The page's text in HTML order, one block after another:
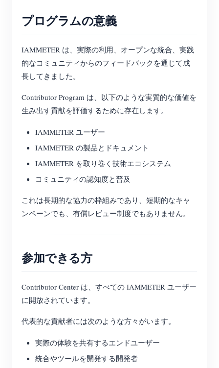
プログラムの意義
IAMMETER は、実際の利用、オープンな統合、実践
的なコミュニティからのフィードバックを通じて成
長してきました。
Contributor Program は、以下のような実質的な価値を
生み出す貢献を評価するために存在します。
IAMMETER ユーザー
IAMMETER の製品とドキュメント
IAMMETER を取り巻く技術エコシステム
コミュニティの認知度と普及
これは長期的な協力の枠組みであり、短期的なキャ
ンペーンでも、有償レビュー制度でもありません。
参加できる方
Contributor Center は、すべての IAMMETER ユーザー
に開放されています。
代表的な貢献者には次のような方々がいます。
実際の体験を共有するエンドユーザー
統合やツールを開発する開発者